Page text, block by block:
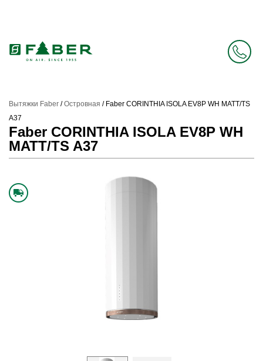
Вытяжки Faber /Островная / Faber CORINTHIA ISOLA EV8P WH MATT/TS
A37
Faber CORINTHIA ISOLA EV8P WH
MATT/TS A37